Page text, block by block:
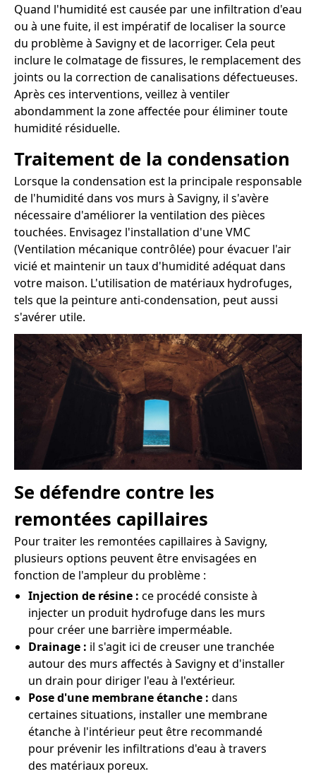
Quand l'humidité est causée par une infiltration d'eau
ou à une fuite, il est impératif de localiser la source
du problème à Savigny et de lacorriger. Cela peut
inclure le colmatage de fissures, le remplacement des
joints ou la correction de canalisations défectueuses.
Après ces interventions, veillez à ventiler
abondamment la zone affectée pour éliminer toute
humidité résiduelle.
Traitement de la condensation
Lorsque la condensation est la principale responsable
de l'humidité dans vos murs à Savigny, il s'avère
nécessaire d'améliorer la ventilation des pièces
touchées. Envisagez l'installation d'une VMC
(Ventilation mécanique contrôlée) pour évacuer l'air
vicié et maintenir un taux d'humidité adéquat dans
votre maison. L'utilisation de matériaux hydrofuges,
tels que la peinture anti-condensation, peut aussi
s'avérer utile.
Se défendre contre les
remontées capillaires
Pour traiter les remontées capillaires à Savigny,
plusieurs options peuvent être envisagées en
fonction de l'ampleur du problème :
Injection de résine : ce procédé consiste à
injecter un produit hydrofuge dans les murs
pour créer une barrière imperméable.
Drainage : il s'agit ici de creuser une tranchée
autour des murs affectés à Savigny et d'installer
un drain pour diriger l'eau à l'extérieur.
Pose d'une membrane étanche : dans
certaines situations, installer une membrane
étanche à l'intérieur peut être recommandé
pour prévenir les infiltrations d'eau à travers
des matériaux poreux.